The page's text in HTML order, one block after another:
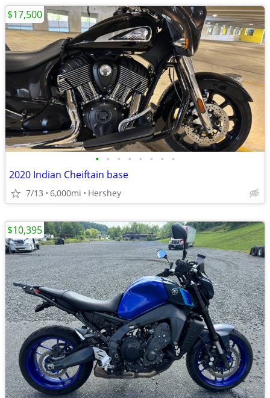
• • • • • • • •
2020 Indian Cheiftain base
7/13 6,000mi Hershey
$17,500
$10,395